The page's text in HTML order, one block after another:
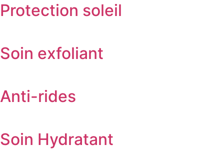
Protection soleil
Soin exfoliant
Anti-rides
Soin Hydratant